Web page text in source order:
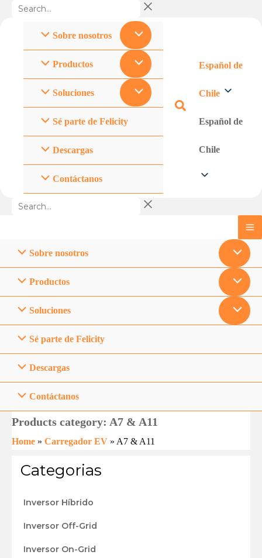
Search...
Sobre nosotros
Productos
Soluciones
Sé parte de Felicity
Descargas
Contáctanos
Español de
Chile
Español de
Chile
Search...
Sobre nosotros
Productos
Soluciones
Sé parte de Felicity
Descargas
Contáctanos
Products category: A7 & A11
Home » Carregador EV » A7 & A11
Categorias
Inversor Híbrido
Inversor Off-Grid
Inversor On-Grid